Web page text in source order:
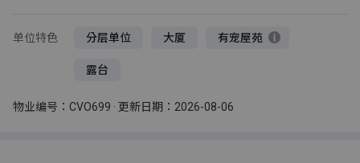
单位特色 分层单位 大厦 有宠屋苑
露台
物业编号：CVO699 · 更新日期：2026-08-06